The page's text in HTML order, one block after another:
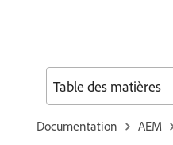
Documentation AEM
Table des matières